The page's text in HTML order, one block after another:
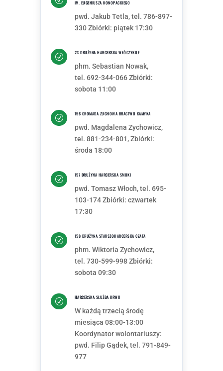
IM. EUGENIUSZA KONOPACKIEGO
pwd. Jakub Tetla, tel. 786-897-
330 Zbiórki: piątek 17:30
R
23 DRUŻYNA HARCERSKA WŁÓCZYKIJE
phm. Sebastian Nowak,
tel. 692-344-066 Zbiórki:
sobota 11:00
R
156 GROMADA ZUCHOWA BRACTWO KAMYKA
pwd. Magdalena Zychowicz,
tel. 881-234-801,Zbiórki:
środa 18:00
R
157 DRUŻYNA HARCERSKA SMOKI
pwd. Tomasz Włoch, tel. 695-
103-174 Zbiórki: czwartek
17:30
R
158 DRUŻYNA STARSZOHARCERSKA CZATA
phm. Wiktoria Zychowicz,
tel. 730-599-998 Zbiórki:
sobota 09:30
R
HARCERSKA SŁUŻBA KRWII
W każdą trzecią środę
miesiąca 08:00-13:00
Koordynator wolontariuszy:
pwd. Filip Gądek, tel. 791-849-
977